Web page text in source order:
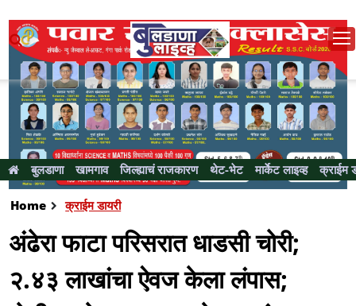
बुलडाणा खामगाव जिल्ह्याचं राजकारण थेट-भेट मार्केट लाइव्ह क्राईम
Home क्राईम डायरी
अंढेरा फाटा परिसरात धाडसी चोरी;
२.४३ लाखांचा ऐवज केला लंपास;